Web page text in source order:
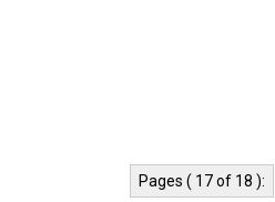
Pages ( 17 of 18 ):